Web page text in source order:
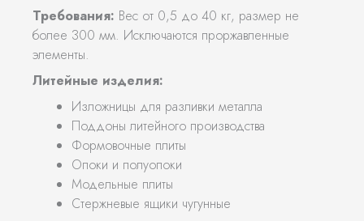
Требования: Вес от 0,5 до 40 кг, размер не
более 300 мм. Исключаются проржавленные
элементы.
Литейные изделия:
Изложницы для разливки металла
Поддоны литейного производства
Формовочные плиты
Опоки и полуопоки
Модельные плиты
Стержневые ящики чугунные